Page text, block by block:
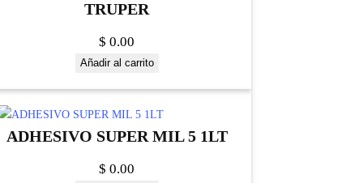
TRUPER
$ 0.00
Añadir al carrito
ADHESIVO SUPER MIL 5 1LT
$ 0.00